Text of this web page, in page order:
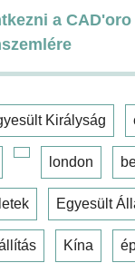
a
Királyság
london
Egyesült
Kína